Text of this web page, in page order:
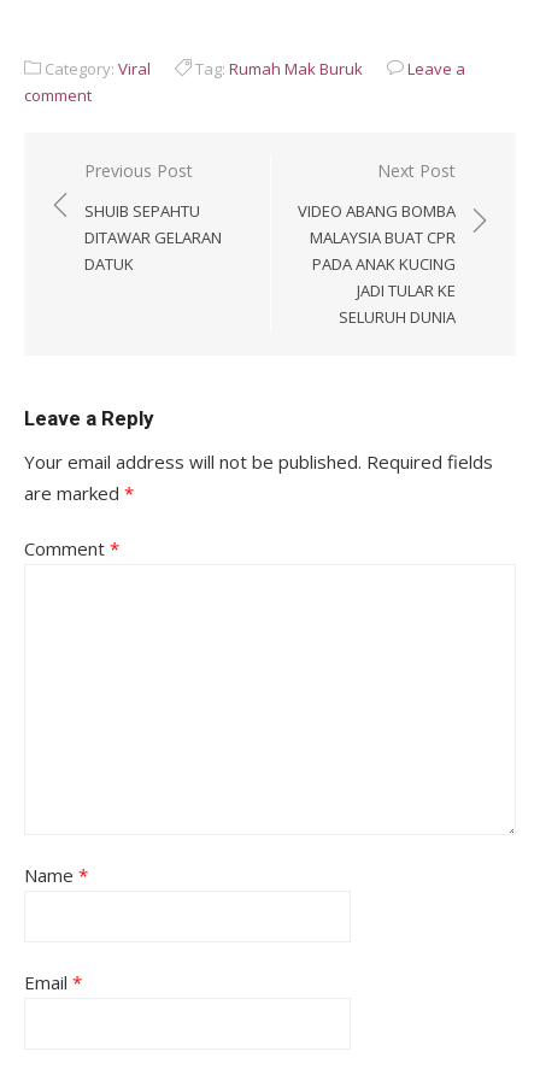
Category: Viral Tag: Rumah Mak Buruk
Leave a
comment
Post
navigation
Previous Post
SHUIB SEPAHTU
DITAWAR GELARAN
DATUK
Next Post
VIDEO ABANG BOMBA
MALAYSIA BUAT CPR
PADA ANAK KUCING
JADI TULAR KE
SELURUH DUNIA
Leave a Reply
Your email address will not be published. Required fields
are marked *
Comment *
Name *
Email *